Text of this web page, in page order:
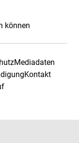
können
Mediadaten
Kontakt